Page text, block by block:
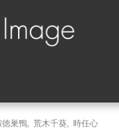
徳巣鴨 荒木千葵 時任心